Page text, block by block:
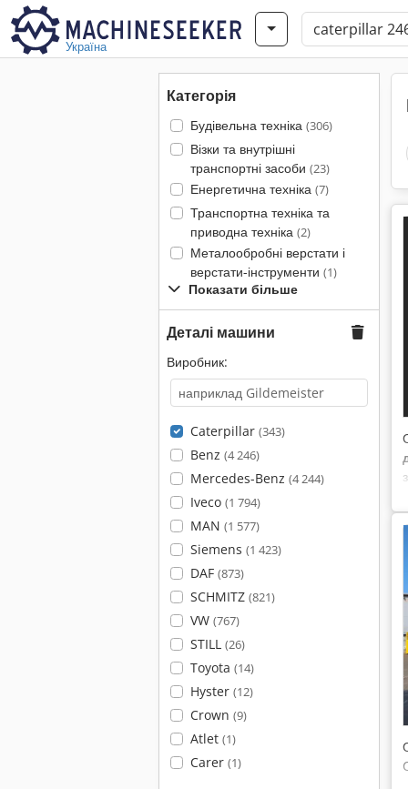
Україна
Категорія
Будівельна техніка (306)
Візки та внутрішні
транспортні засоби (23)
Енергетична техніка (7)
Транспортна техніка та
приводна техніка (2)
Металообробні верстати і
верстати-інструменти (1)
Показати більше
Деталі машини
Виробник:
Caterpillar (343)
Benz (4 246)
Mercedes-Benz (4 244)
Iveco (1 794)
MAN (1 577)
Siemens (1 423)
DAF (873)
SCHMITZ (821)
VW (767)
STILL (26)
Toyota (14)
Hyster (12)
Crown (9)
Atlet (1)
Carer (1)